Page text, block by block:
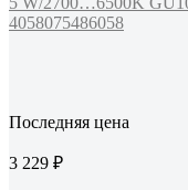
Последняя цена
3 229 ₽